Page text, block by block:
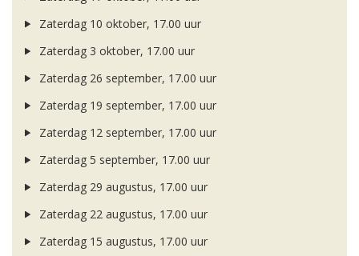
Zaterdag 10 oktober, 17.00 uur
Zaterdag 3 oktober, 17.00 uur
Zaterdag 26 september, 17.00 uur
Zaterdag 19 september, 17.00 uur
Zaterdag 12 september, 17.00 uur
Zaterdag 5 september, 17.00 uur
Zaterdag 29 augustus, 17.00 uur
Zaterdag 22 augustus, 17.00 uur
Zaterdag 15 augustus, 17.00 uur